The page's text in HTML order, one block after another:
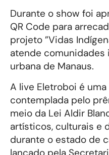
Durante o show foi
QR Code para
projeto ”Vidas
atende comunidades
urbana de Manaus.
A live Eletroboi é
contemplada pelo
meio da Lei Aldir
artísticos, culturais e
durante o estado de